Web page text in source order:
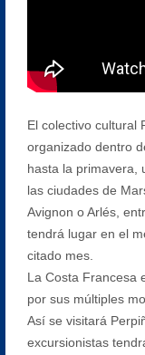
El colectivo cultural
organizado dentro
hasta la primavera,
las ciudades de
Avignon o Arlés,
tendrá lugar en el
citado mes.
La Costa Francesa
por sus múltiples
Así se visitará
excursionistas